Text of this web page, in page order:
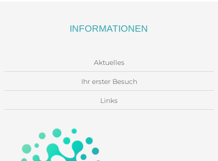
INFORMATIONEN
Aktuelles
Ihr erster Besuch
Links